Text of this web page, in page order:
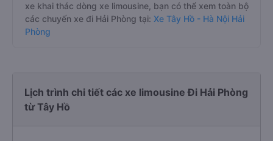
xe khai thác dòng xe limousine, bạn có thể xem toàn bộ
các chuyến xe đi Hải Phòng tại: Xe Tây Hồ - Hà Nội Hải
Phòng
Lịch trình chi tiết các xe limousine Đi Hải Phòng
từ Tây Hồ